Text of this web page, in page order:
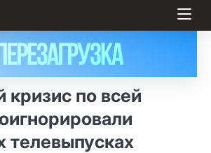
кризис по всей
телевыпусках